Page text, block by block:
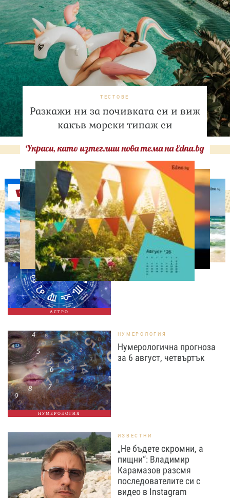
ТЕСТОВЕ
Разкажи ни за почивката си и виж
какъв морски типаж си
Украси, като изтеглиш нова тема на Edna.bg
Оферти
АСТРО
АСТРОЛОГИЯ
Дневен хороскоп за 6
август, четвъртък
НУМЕРОЛОГИЯ
НУМЕРОЛОГИЯ
Нумерологична прогноза
за 6 август, четвъртък
ИЗВЕСТНИ
„Не бъдете скромни, а
пищни“: Владимир
Карамазов разсмя
последователите си с
видео в Instagram